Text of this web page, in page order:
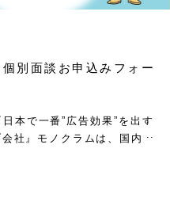
個別面談お申込みフォー
日本で一番”広告効果”を出す
社』モノクラムは、国内大